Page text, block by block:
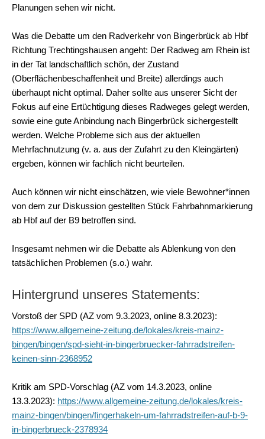
Planungen sehen wir nicht.
Was die Debatte um den Radverkehr von Bingerbrück ab Hbf
Richtung Trechtingshausen angeht: Der Radweg am Rhein ist
in der Tat landschaftlich schön, der Zustand
(Oberflächenbeschaffenheit und Breite) allerdings auch
überhaupt nicht optimal. Daher sollte aus unserer Sicht der
Fokus auf eine Ertüchtigung dieses Radweges gelegt werden,
sowie eine gute Anbindung nach Bingerbrück sichergestellt
werden. Welche Probleme sich aus der aktuellen
Mehrfachnutzung (v. a. aus der Zufahrt zu den Kleingärten)
ergeben, können wir fachlich nicht beurteilen.
Auch können wir nicht einschätzen, wie viele Bewohner*innen
von dem zur Diskussion gestellten Stück Fahrbahnmarkierung
ab Hbf auf der B9 betroffen sind.
Insgesamt nehmen wir die Debatte als Ablenkung von den
tatsächlichen Problemen (s.o.) wahr.
Hintergrund unseres Statements:
Vorstoß der SPD (AZ vom 9.3.2023, online 8.3.2023):
https://www.allgemeine-zeitung.de/lokales/kreis-mainz-
bingen/bingen/spd-sieht-in-bingerbruecker-fahrradstreifen-
keinen-sinn-2368952
Kritik am SPD-Vorschlag (AZ vom 14.3.2023, online
13.3.2023): https://www.allgemeine-zeitung.de/lokales/kreis-
mainz-bingen/bingen/fingerhakeln-um-fahrradstreifen-auf-b-9-
in-bingerbrueck-2378934